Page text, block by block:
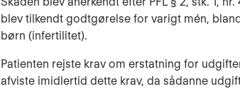
blev tilkendt godtgørelse for varigt mén,
børn (infertilitet).
Patienten rejste krav om erstatning for
afviste imidlertid dette krav, da sådanne